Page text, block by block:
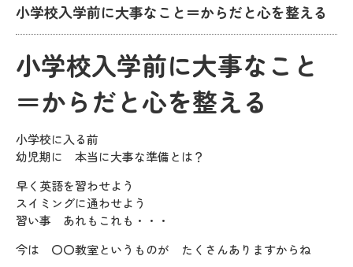
小学校入学前に大事なこと＝からだと心を整える
小学校入学前に大事なこと
＝からだと心を整える
小学校に入る前
幼児期に 本当に大事な準備とは？
早く英語を習わせよう
スイミングに通わせよう
習い事 あれもこれも・・・
今は 〇〇教室というものが たくさんありますからね